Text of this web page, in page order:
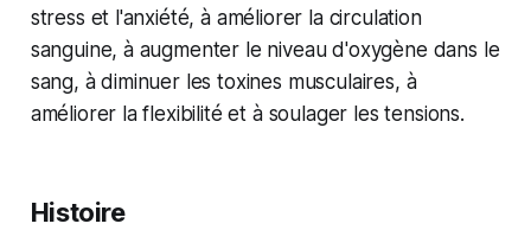
stress et l'anxiété, à améliorer la circulation
sanguine, à augmenter le niveau d'oxygène dans le
sang, à diminuer les toxines musculaires, à
améliorer la flexibilité et à soulager les tensions.
Histoire